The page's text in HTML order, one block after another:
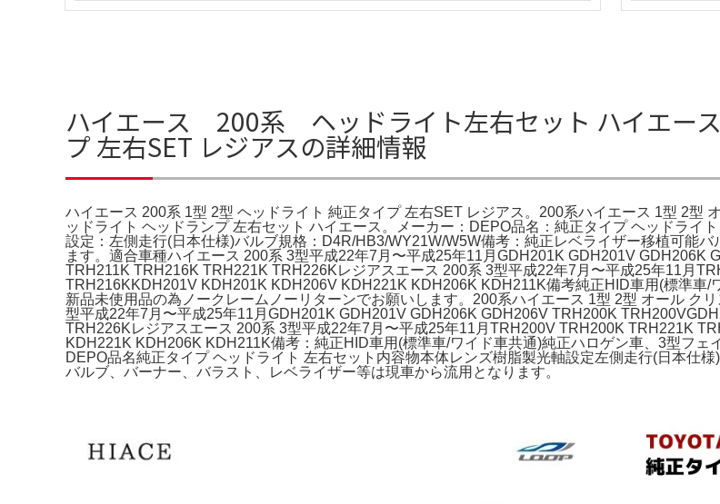
ハイエース 200系 ヘッドライト左右セット ハイエー
プ 左右SET レジアスの詳細情報
ハイエース 200系 1型 2型 ヘッドライト 純正タイプ 左右SET レジアス。200系ハイエース 1型 2型
ッドライト ヘッドランプ 左右セット ハイエース。メーカー：DEPO品名：純正タイプ ヘッドライ
設定：左側走行(日本仕様)バルブ規格：D4R/HB3/WY21W/W5W備考：純正レベライザー移植可能
ます。適合車種ハイエース 200系 3型平成22年7月〜平成25年11月GDH201K GDH201V
TRH211K TRH216K TRH221K TRH226Kレジアスエース 200系 3型平成22年7月〜平成25年11月
TRH216KKDH201V KDH201K KDH206V KDH221K KDH206K KDH211K備考純正HID車用(標準車
新品未使用品の為ノークレームノーリターンでお願いします。200系ハイエース 1型 2型 オール ク
型平成22年7月〜平成25年11月GDH201K GDH201V GDH206K GDH206V TRH200K
TRH226Kレジアスエース 200系 3型平成22年7月〜平成25年11月TRH200V TRH200K TRH221K
KDH221K KDH206K KDH211K備考：純正HID車用(標準車/ワイド車共通)純正ハロゲン車、3型フ
DEPO品名純正タイプ ヘッドライト 左右セット内容物本体レンズ樹脂製光軸設定左側走行(日本仕
バルブ、バーナー、バラスト、レベライザー等は現車から流用となります。